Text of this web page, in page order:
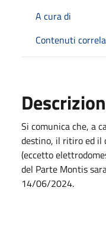
A cura di
Contenuti
Si comunica che, a
destino, il ritiro ed
(eccetto
del Parte Montis
14/06/2024.